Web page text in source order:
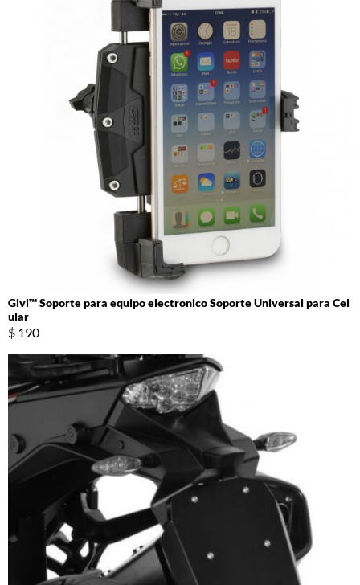
Givi™ Soporte para equipo electronico Soporte Universal para Cel
ular
$ 190